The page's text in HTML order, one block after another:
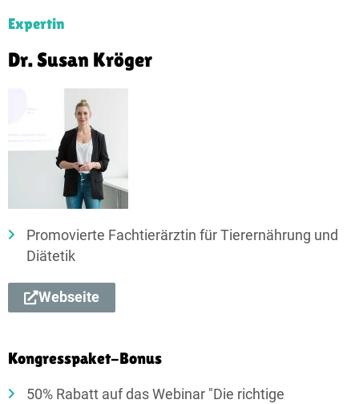
Expertin
Dr. Susan Kröger
Promovierte Fachtierärztin für Tierernährung und
Diätetik
Webseite
Kongresspaket-Bonus
50% Rabatt auf das Webinar "Die richtige